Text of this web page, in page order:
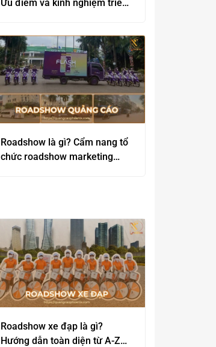
Ưu điểm và kinh nghiệm triển
Roadshow là gì? Cẩm nang tổ
chức roadshow marketing
Roadshow xe đạp là gì?
Hướng dẫn toàn diện từ A-Z